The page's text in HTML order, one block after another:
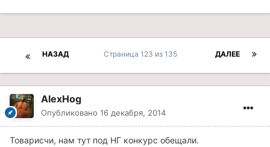
НАЗАД ДАЛЕЕ
Страница 123 из 135
AlexHog
Опубликовано 16 декабря, 2014
Товарисчи, нам тут под НГ конкурс обещали.